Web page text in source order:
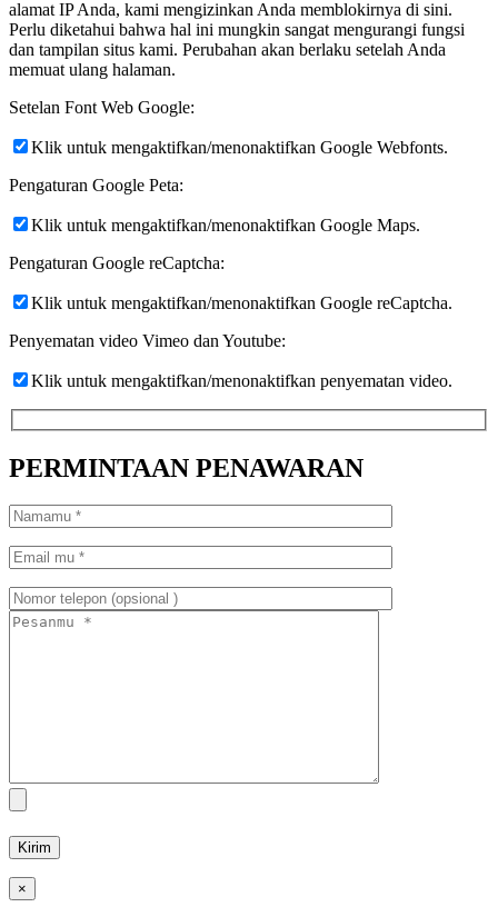
alamat IP Anda, kami mengizinkan Anda memblokirnya di sini.
Perlu diketahui bahwa hal ini mungkin sangat mengurangi fungsi
dan tampilan situs kami. Perubahan akan berlaku setelah Anda
memuat ulang halaman.
Setelan Font Web Google:
Klik untuk mengaktifkan/menonaktifkan Google Webfonts.
Pengaturan Google Peta:
Klik untuk mengaktifkan/menonaktifkan Google Maps.
Pengaturan Google reCaptcha:
Klik untuk mengaktifkan/menonaktifkan Google reCaptcha.
Penyematan video Vimeo dan Youtube:
Klik untuk mengaktifkan/menonaktifkan penyematan video.
PERMINTAAN PENAWARAN
×